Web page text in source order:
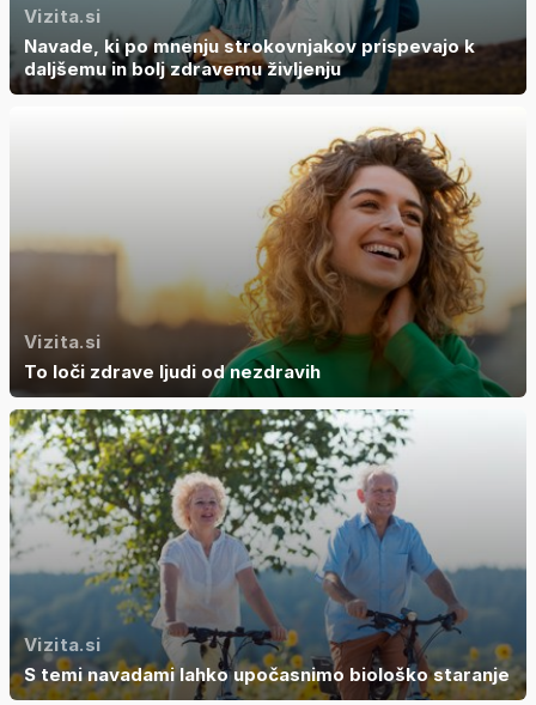
Vizita.si
Navade, ki po mnenju strokovnjakov prispevajo k
daljšemu in bolj zdravemu življenju
Vizita.si
To loči zdrave ljudi od nezdravih
Vizita.si
S temi navadami lahko upočasnimo biološko staranje